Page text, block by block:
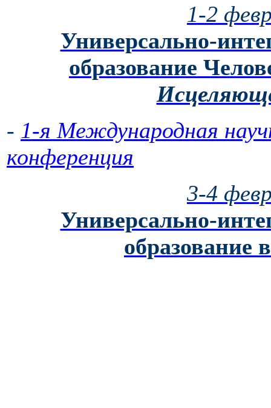
1-2
Универсально-
образование
- 1-я Международная
конференция
3-4
Универсально-
образование